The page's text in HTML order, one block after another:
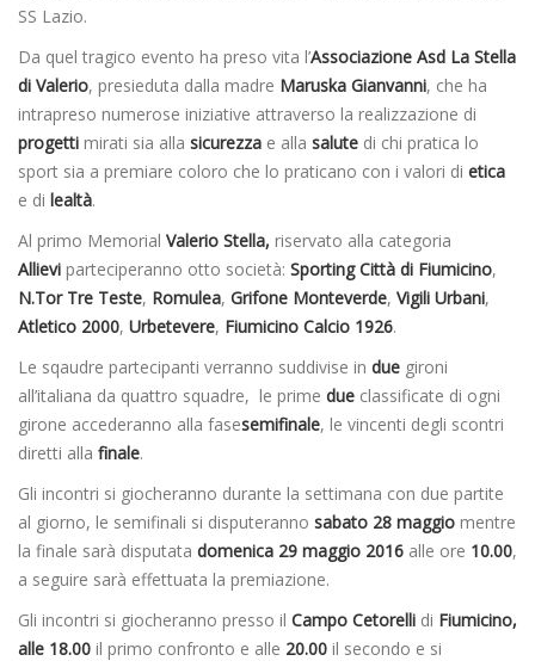
SS Lazio.
Da quel tragico evento ha preso vita l’Associazione Asd La Stella
di Valerio, presieduta dalla madre Maruska Gianvanni, che ha
intrapreso numerose iniziative attraverso la realizzazione di
progetti mirati sia alla sicurezza e alla salute di chi pratica lo
sport sia a premiare coloro che lo praticano con i valori di etica
e di lealtà.
Al primo Memorial Valerio Stella, riservato alla categoria
Allievi parteciperanno otto società: Sporting Città di Fiumicino,
N.Tor Tre Teste, Romulea, Grifone Monteverde, Vigili Urbani,
Atletico 2000, Urbetevere, Fiumicino Calcio 1926.
Le sqaudre partecipanti verranno suddivise in due gironi
all’italiana da quattro squadre, le prime due classificate di ogni
girone accederanno alla fasesemifinale, le vincenti degli scontri
diretti alla finale.
Gli incontri si giocheranno durante la settimana con due partite
al giorno, le semifinali si disputeranno sabato 28 maggio mentre
la finale sarà disputata domenica 29 maggio 2016 alle ore 10.00,
a seguire sarà effettuata la premiazione.
Gli incontri si giocheranno presso il Campo Cetorelli di Fiumicino,
alle 18.00 il primo confronto e alle 20.00 il secondo e si